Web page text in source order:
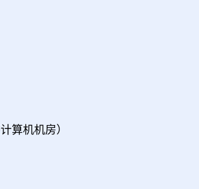
算机机房）